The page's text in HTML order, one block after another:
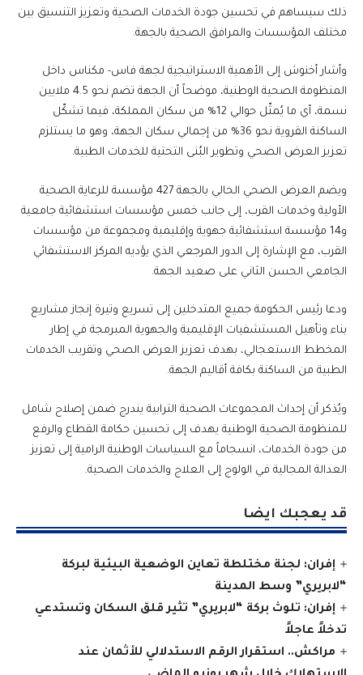
ذلك سيساهم في تحسين جودة الخدمات الصحية وتعزيز التنسيق بين
مختلف المؤسسات والمرافق الصحية بالجهة.
وأشار أخنوش إلى الأهمية الاستراتيجية لجهة فاس- مكناس داخل
المنظومة الصحية الوطنية، موضحاً أن الجهة تضم نحو 4.5 ملايين
نسمة، أي ما يُمثّل حوالي 12% من سكان المملكة، فيما تشكّل
الساكنة القروية نحو 36% من إجمالي سكان الجهة، وهو ما يستلزم
تعزيز العرض الصحي وتطوير البُنى التحتية للخدمات الطبية.
ويضم العرض الصحي الحالي بالجهة 427 مؤسسة للرعاية الصحية
الأولية وخدمات القرب، إلى جانب خمس مؤسسات استشفائية جامعية
و14 مؤسسة استشفائية جهوية وإقليمية ومجموعة من مؤسسات
القرب، مع الإشارة إلى الدور المرجعي الذي يؤديه المركز الاستشفائي
الجامعي الحسن الثاني على صعيد الجهة.
ودعا رئيس الحكومة جميع المتدخلين إلى تسريع وتيرة إنجاز مشاريع
بناء وتأهيل المستشفيات الإقليمية والجهوية المبرمجة في إطار
المخطط الاستعجالي، بهدف تعزيز العرض الصحي وتقريب الخدمات
الطبية من الساكنة بكافة أقاليم الجهة.
ويُذكر أن إحداث المجموعات الصحية الترابية يندرج ضمن إصلاح شامل
للمنظومة الصحية الوطنية يهدف إلى تحسين حكامة القطاع والرفع
من جودة الخدمات، انسجاماً مع السياسات الوطنية الرامية إلى تعزيز
العدالة المجالية في الولوج إلى العلاج والخدمات الصحية.
قد يعجبك ايضا
إفران: لجنة مختلطة تعاين الوضعية البيئية لبركة
“لابريري” وسط المدينة
إفران: تلوث بركة “لابريري” تثير قلق السكان وتستدعي
تدخلاً عاجلاً
مراكش.. استقرار الرقم الاستدلالي للأثمان عند